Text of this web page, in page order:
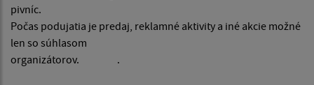
pivníc.
Počas podujatia je predaj, reklamné aktivity a iné akcie možné
len so súhlasom
organizátorov. .